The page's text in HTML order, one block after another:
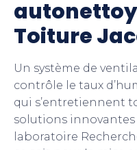
Toiture
Un système de
contrôle le taux
qui s’entretiennent
solutions
laboratoire